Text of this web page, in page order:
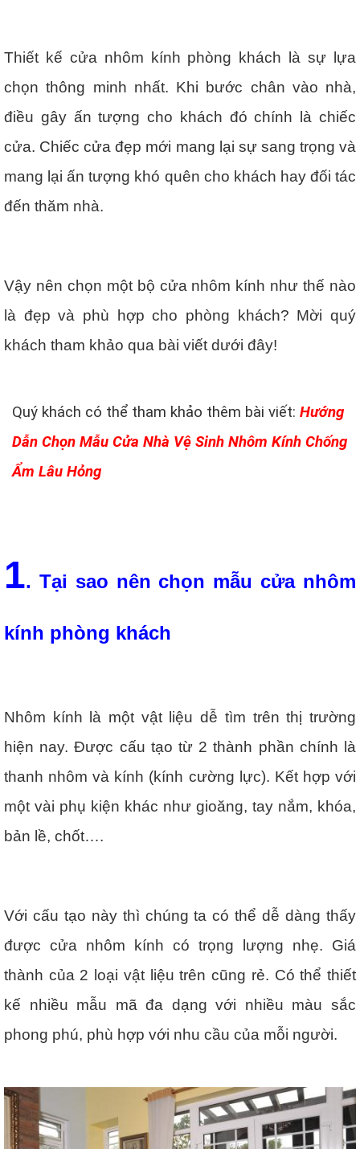
Thiết kế cửa nhôm kính phòng khách là sự lựa
chọn thông minh nhất. Khi bước chân vào nhà,
điều gây ấn tượng cho khách đó chính là chiếc
cửa. Chiếc cửa đẹp mới mang lại sự sang trọng và
mang lại ấn tượng khó quên cho khách hay đối tác
đến thăm nhà.
Vậy nên chọn một bộ cửa nhôm kính như thế nào
là đẹp và phù hợp cho phòng khách? Mời quý
khách tham khảo qua bài viết dưới đây!
Quý khách có thể tham khảo thêm bài viết: Hướng
Dẫn Chọn Mẫu Cửa Nhà Vệ Sinh Nhôm Kính Chống
Ẩm Lâu Hỏng
1. Tại sao nên chọn mẫu cửa nhôm
kính phòng khách
Nhôm kính là một vật liệu dễ tìm trên thị trường
hiện nay. Được cấu tạo từ 2 thành phần chính là
thanh nhôm và kính (kính cường lực). Kết hợp với
một vài phụ kiện khác như gioăng, tay nắm, khóa,
bản lề, chốt….
Với cấu tạo này thì chúng ta có thể dễ dàng thấy
được cửa nhôm kính có trọng lượng nhẹ. Giá
thành của 2 loại vật liệu trên cũng rẻ. Có thể thiết
kế nhiều mẫu mã đa dạng với nhiều màu sắc
phong phú, phù hợp với nhu cầu của mỗi người.